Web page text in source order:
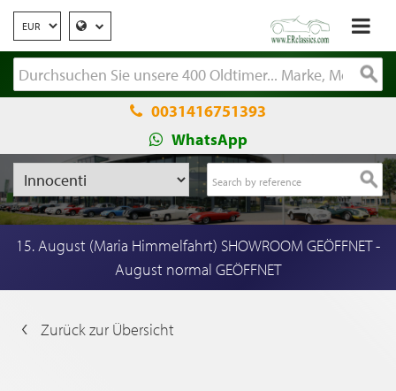
0031416751393
WhatsApp
15. August (Maria Himmelfahrt) SHOWROOM GEÖFFNET -
August normal GEÖFFNET
Zurück zur Übersicht